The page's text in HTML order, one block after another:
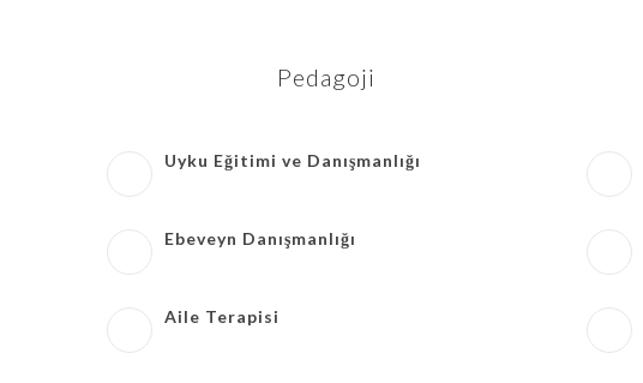
Pedagoji
Uyku Eğitimi ve Danışmanlığı
Ebeveyn Danışmanlığı
Aile Terapisi